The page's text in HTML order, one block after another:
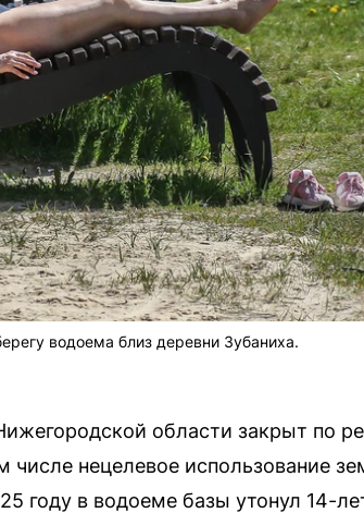
водоема близ деревни Зубаниха.
области закрыт по
нецелевое использование
году в водоеме базы утонул 14-